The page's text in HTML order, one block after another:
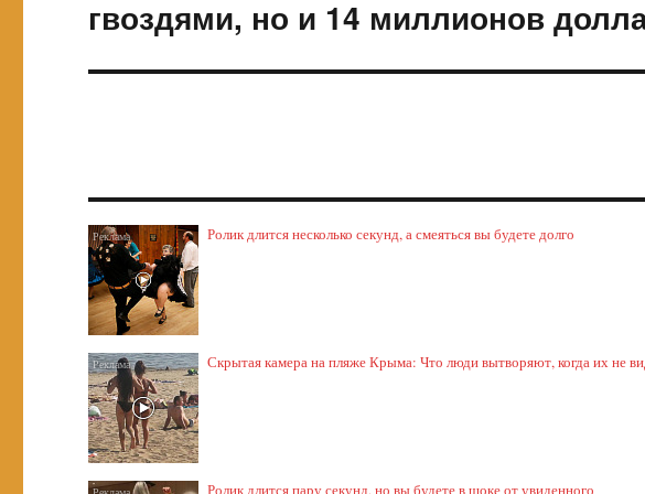
гвоздями, но и 14 миллионов
Ролик длится несколько секунд, а смеяться вы будете долго
Скрытая камера на пляже Крыма: Что люди вытворяют, когда их не
Ролик длится пару секунд, но вы будете в шоке от увиденного